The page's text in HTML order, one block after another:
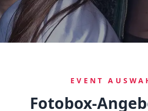
EVENT
Fotobox-